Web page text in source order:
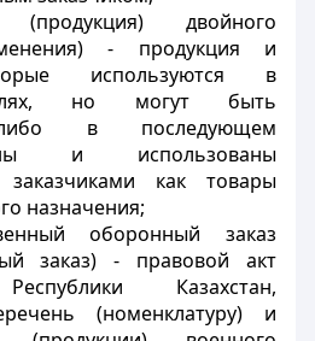
двойного
- продукция и
используются в
но могут быть
либо в последующем
и использованы
заказчиками как товары
назначения;
оборонный заказ
заказ) - правовой акт
Казахстан,
(номенклатуру) и